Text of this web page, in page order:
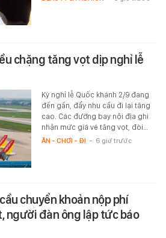
chặng tăng vọt dịp nghỉ lễ
Kỳ nghỉ lễ Quốc khánh 2/9 đang
đến gần, đẩy nhu cầu đi lại tăng
cao. Các đường bay nội địa ghi
nhận mức giá vé tăng vọt, đòi…
ĂN - CHƠI - ĐI - 6 giờ trước
chuyển khoản nộp phí
người đàn ông lập tức báo